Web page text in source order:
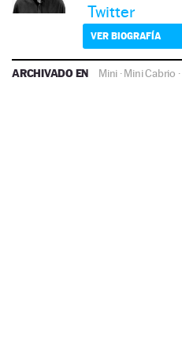
Twitter
VER BIOGRAFÍA
ARCHIVADO EN Mini ·Mini Cabrio ·